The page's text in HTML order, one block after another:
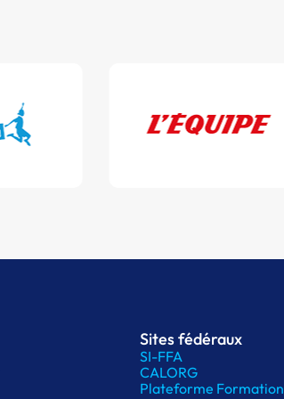
Sites fédéraux
SI-FFA
CALORG
Plateforme Formation